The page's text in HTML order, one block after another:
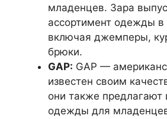
младенцев. Зара
ассортимент одежды
включая джемперы,
брюки.
GAP: GAP —
известен своим
они также
одежды для